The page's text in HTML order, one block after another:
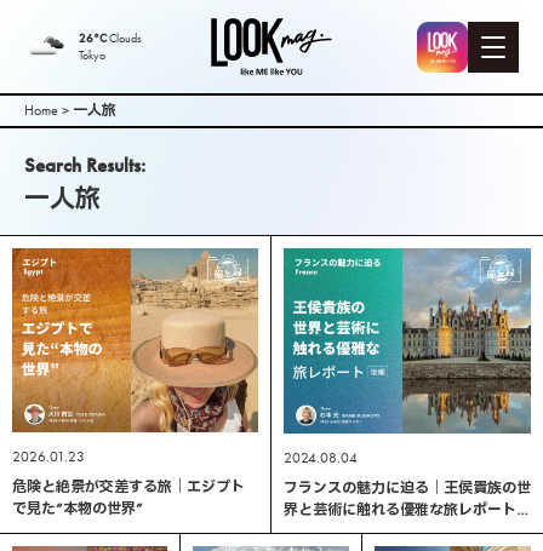
LOOK mag. |
PEEK-A-BOO
Web
Magazine（
ピークアブ
ーウェブマ
ガジン ）
26°CClouds
Tokyo
Home > 一人旅
Search Results:
一人旅
2026.01.23
危険と絶景が交差する旅｜エジプト
で見た“本物の世界”
2024.08.04
フランスの魅力に迫る｜王侯貴族の世
界と芸術に触れる優雅な旅レポート
【後編】